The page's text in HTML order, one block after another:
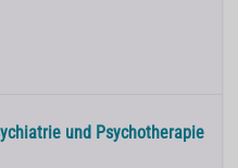
und Psychotherapie